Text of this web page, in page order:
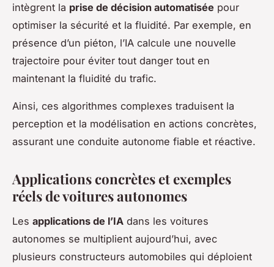
intègrent la prise de décision automatisée pour
optimiser la sécurité et la fluidité. Par exemple, en
présence d’un piéton, l’IA calcule une nouvelle
trajectoire pour éviter tout danger tout en
maintenant la fluidité du trafic.
Ainsi, ces algorithmes complexes traduisent la
perception et la modélisation en actions concrètes,
assurant une conduite autonome fiable et réactive.
Applications concrètes et exemples
réels de voitures autonomes
Les applications de l’IA dans les voitures
autonomes se multiplient aujourd’hui, avec
plusieurs constructeurs automobiles qui déploient